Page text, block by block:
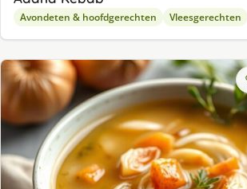
Avondeten & hoofdgerechten Vleesgerechten